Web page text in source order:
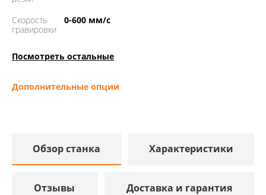
Скорость
гравировки
0-600 мм/с
Посмотреть остальные
Дополнительные опции
Обзор станка Характеристики
Отзывы Доставка и гарантия